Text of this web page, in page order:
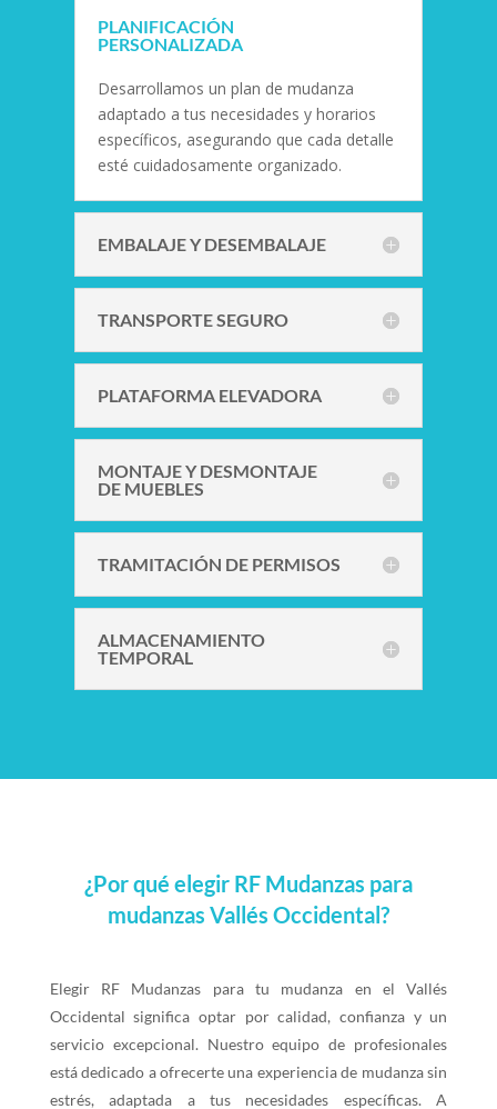
PLANIFICACIÓN
PERSONALIZADA
Desarrollamos un plan de mudanza
adaptado a tus necesidades y horarios
específicos, asegurando que cada detalle
esté cuidadosamente organizado.
EMBALAJE Y DESEMBALAJE
TRANSPORTE SEGURO
PLATAFORMA ELEVADORA
MONTAJE Y DESMONTAJE
DE MUEBLES
TRAMITACIÓN DE PERMISOS
ALMACENAMIENTO
TEMPORAL
¿Por qué elegir RF Mudanzas para
mudanzas Vallés Occidental?
Elegir RF Mudanzas para tu mudanza en el Vallés
Occidental significa optar por calidad, confianza y un
servicio excepcional. Nuestro equipo de profesionales
está dedicado a ofrecerte una experiencia de mudanza sin
estrés, adaptada a tus necesidades específicas. A